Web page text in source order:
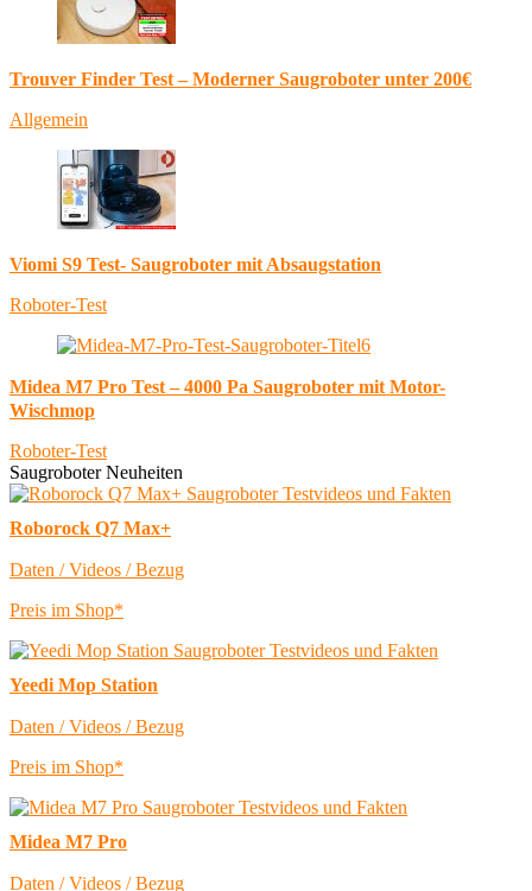
Trouver Finder Test – Moderner Saugroboter unter 200€
Allgemein
Viomi S9 Test- Saugroboter mit Absaugstation
Roboter-Test
Midea M7 Pro Test – 4000 Pa Saugroboter mit Motor-
Wischmop
Roboter-Test
Saugroboter Neuheiten
Roborock Q7 Max+
Daten / Videos / Bezug
Preis im Shop*
Yeedi Mop Station
Daten / Videos / Bezug
Preis im Shop*
Midea M7 Pro
Daten / Videos / Bezug